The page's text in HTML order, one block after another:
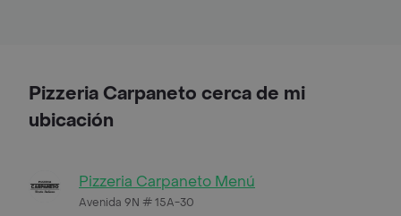
Pizzeria Carpaneto cerca de mi
ubicación
Pizzeria Carpaneto Menú
Avenida 9N # 15A-30